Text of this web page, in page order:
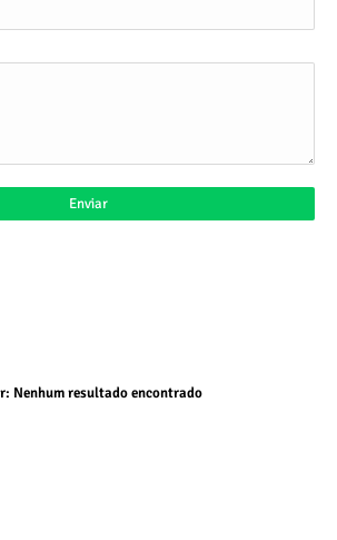
Nenhum resultado encontrado